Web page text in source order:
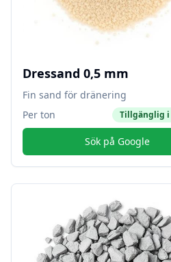
Dressand 0,5 mm
Fin sand för dränering
Per ton
Tillgänglig i
Sök på Google